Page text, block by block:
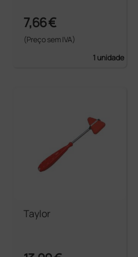
7,66 €
(Preço sem IVA)
1 unidade
Taylor